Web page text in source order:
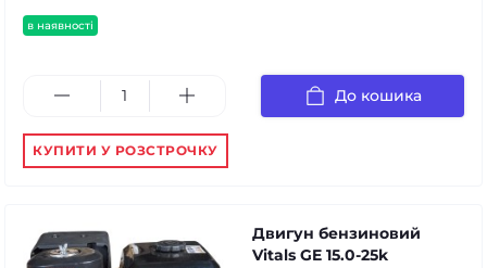
в наявності
До кошика
КУПИТИ У РОЗСТРОЧКУ
Двигун бензиновий
Vitals GE 15.0-25k